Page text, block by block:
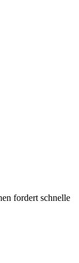
fordert schnelle